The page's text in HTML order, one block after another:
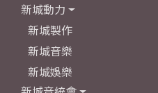
新城動力
新城製作
新城音樂
新城娛樂